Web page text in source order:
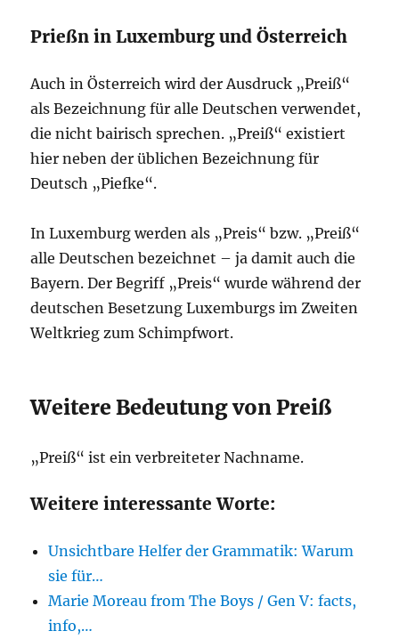
Prießn in Luxemburg und Österreich
Auch in Österreich wird der Ausdruck „Preiß“
als Bezeichnung für alle Deutschen verwendet,
die nicht bairisch sprechen. „Preiß“ existiert
hier neben der üblichen Bezeichnung für
Deutsch „Piefke“.
In Luxemburg werden als „Preis“ bzw. „Preiß“
alle Deutschen bezeichnet – ja damit auch die
Bayern. Der Begriff „Preis“ wurde während der
deutschen Besetzung Luxemburgs im Zweiten
Weltkrieg zum Schimpfwort.
Weitere Bedeutung von Preiß
„Preiß“ ist ein verbreiteter Nachname.
Weitere interessante Worte:
Unsichtbare Helfer der Grammatik: Warum
sie für…
Marie Moreau from The Boys / Gen V: facts,
info,…